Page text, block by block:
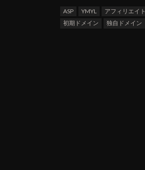
ASP YMYL アフィリエイト
初期ドメイン
独自ドメイン